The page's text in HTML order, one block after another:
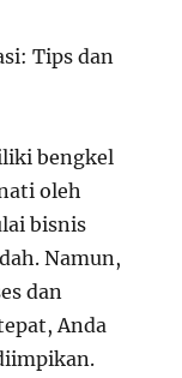
Tips dan
bengkel
oleh
bisnis
Namun,
dan
Anda